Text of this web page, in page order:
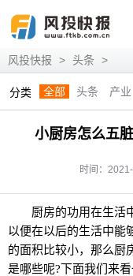
风投快报 > 头条 >
分类 全部 头条 产业
小厨房怎么五
时间：
厨房的功用在生活
以便在以后的生活中能
的面积比较小，那么厨
是哪些呢?下面我们来